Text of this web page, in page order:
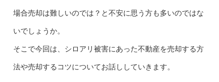
場合売却は難しいのでは？と不安に思う方も多いのではな
いでしょうか。
そこで今回は、シロアリ被害にあった不動産を売却する方
法や売却するコツについてお話ししていきます。